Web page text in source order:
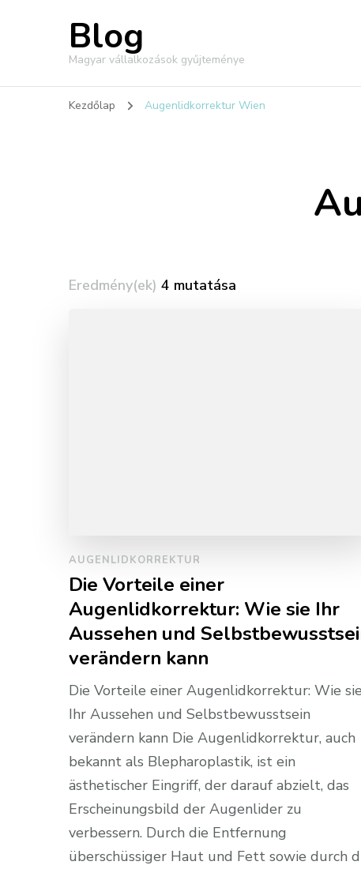
Blog
Magyar vállalkozások gyűjteménye
Kezdőlap Augenlidkorrektur Wien
Eredmény(ek) 4 mutatása
AUGENLIDKORREKTUR
Die Vorteile einer
Augenlidkorrektur: Wie sie Ihr
Aussehen und
verändern kann
Die Vorteile einer Augenlidkorrektur: Wie sie
Ihr Aussehen und Selbstbewusstsein
verändern kann Die Augenlidkorrektur, auch
bekannt als Blepharoplastik, ist ein
ästhetischer Eingriff, der darauf abzielt, das
Erscheinungsbild der Augenlider zu
verbessern. Durch die Entfernung
überschüssiger Haut und Fett sowie durch